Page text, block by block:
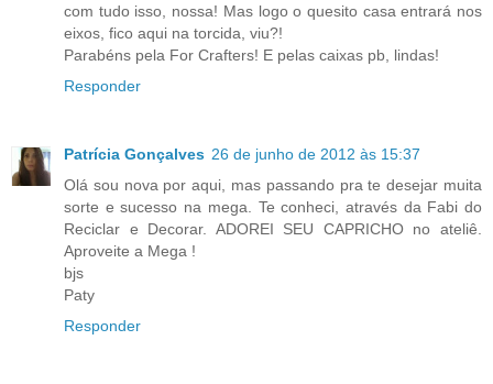
com tudo isso, nossa! Mas logo o quesito casa entrará nos
eixos, fico aqui na torcida, viu?!
Parabéns pela For Crafters! E pelas caixas pb, lindas!
Responder
Patrícia Gonçalves 26 de junho de 2012 às 15:37
Olá sou nova por aqui, mas passando pra te desejar muita
sorte e sucesso na mega. Te conheci, através da Fabi do
Reciclar e Decorar. ADOREI SEU CAPRICHO no ateliê.
Aproveite a Mega !
bjs
Paty
Responder